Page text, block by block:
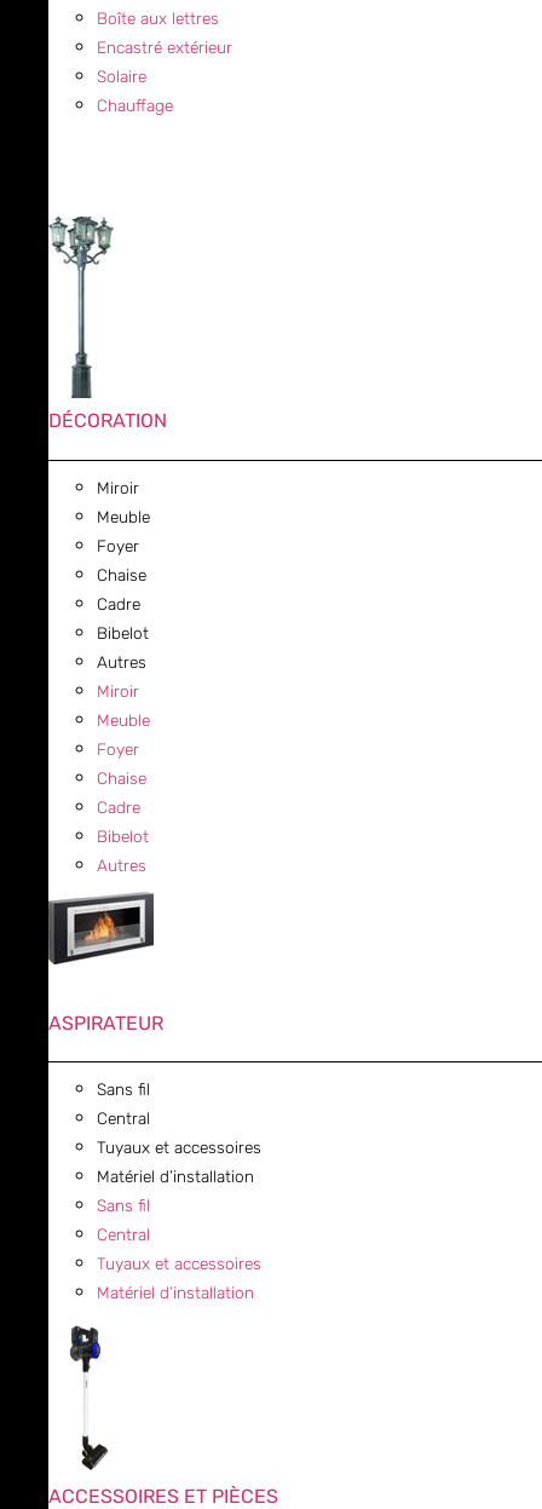
Boîte aux lettres
Encastré extérieur
Solaire
Chauffage
DÉCORATION
Miroir
Meuble
Foyer
Chaise
Cadre
Bibelot
Autres
Miroir
Meuble
Foyer
Chaise
Cadre
Bibelot
Autres
ASPIRATEUR
Sans fil
Central
Tuyaux et accessoires
Matériel d’installation
Sans fil
Central
Tuyaux et accessoires
Matériel d’installation
ACCESSOIRES ET PIÈCES